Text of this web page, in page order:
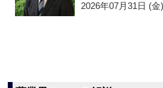
2026年07月31日 (金)